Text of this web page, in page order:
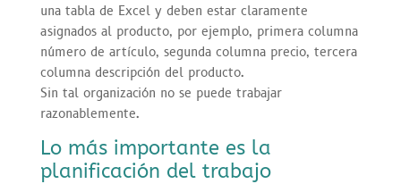
una tabla de Excel y deben estar claramente
asignados al producto, por ejemplo, primera columna
número de artículo, segunda columna precio, tercera
columna descripción del producto.
Sin tal organización no se puede trabajar
razonablemente.
Lo más importante es la
planificación del trabajo